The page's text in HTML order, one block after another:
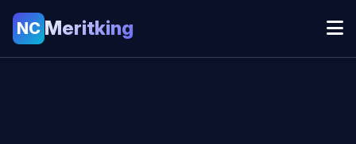
NC Meritking